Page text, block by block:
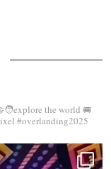
the world 🚐
#overlanding2025